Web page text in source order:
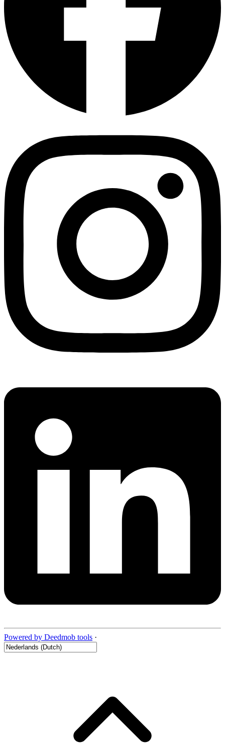
Powered by Deedmob tools ·